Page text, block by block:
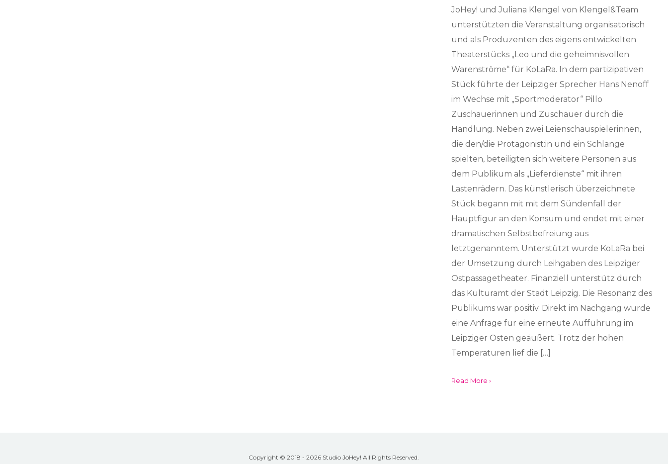
JoHey! und Juliana Klengel von Klengel&Team
unterstützten die Veranstaltung organisatorisch
und als Produzenten des eigens entwickelten
Theaterstücks „Leo und die geheimnisvollen
Warenströme“ für KoLaRa. In dem partizipativen
Stück führte der Leipziger Sprecher Hans Nenoff
im Wechse mit „Sportmoderator“ Pillo
Zuschauerinnen und Zuschauer durch die
Handlung. Neben zwei Leienschauspielerinnen,
die den/die Protagonist:in und ein Schlange
spielten, beteiligten sich weitere Personen aus
dem Publikum als „Lieferdienste“ mit ihren
Lastenrädern. Das künstlerisch überzeichnete
Stück begann mit mit dem Sündenfall der
Hauptfigur an den Konsum und endet mit einer
dramatischen Selbstbefreiung aus
letztgenanntem. Unterstützt wurde KoLaRa bei
der Umsetzung durch Leihgaben des Leipziger
Ostpassagetheater. Finanziell unterstütz durch
das Kulturamt der Stadt Leipzig. Die Resonanz des
Publikums war positiv. Direkt im Nachgang wurde
eine Anfrage für eine erneute Aufführung im
Leipziger Osten geäußert. Trotz der hohen
Temperaturen lief die […]
Read More ›
Copyright © 2018 - 2026 Studio JoHey! All Rights Reserved.